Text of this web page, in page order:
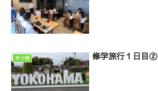
未分類 修学旅行１日目②